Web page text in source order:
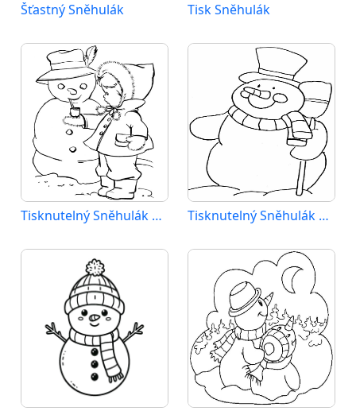
Šťastný Sněhulák Tisk Sněhulák
Tisknutelný Sněhulák Obrázek pro Děti Tisknutelný Sněhulák Obrázek